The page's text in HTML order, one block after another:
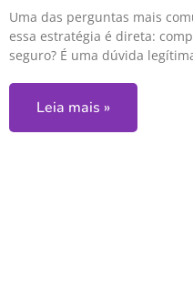
Uma das perguntas mais
essa estratégia é direta:
seguro? É uma dúvida
Leia mais »